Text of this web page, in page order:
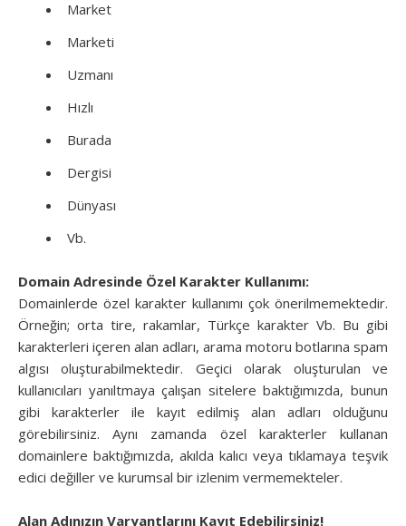
Market
Marketi
Uzmanı
Hızlı
Burada
Dergisi
Dünyası
Vb.
Domain Adresinde Özel Karakter Kullanımı:
Domainlerde özel karakter kullanımı çok önerilmemektedir.
Örneğin; orta tire, rakamlar, Türkçe karakter Vb. Bu gibi
karakterleri içeren alan adları, arama motoru botlarına spam
algısı oluşturabilmektedir. Geçici olarak oluşturulan ve
kullanıcıları yanıltmaya çalışan sitelere baktığımızda, bunun
gibi karakterler ile kayıt edilmiş alan adları olduğunu
görebilirsiniz. Aynı zamanda özel karakterler kullanan
domainlere baktığımızda, akılda kalıcı veya tıklamaya teşvik
edici değiller ve kurumsal bir izlenim vermemekteler.
Alan Adınızın Varyantlarını Kayıt Edebilirsiniz!